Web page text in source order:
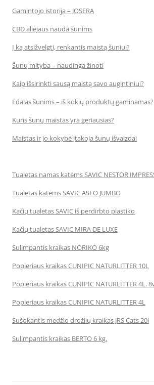
Gamintojo istorija – JOSERA
CBD aliejaus nauda šunims
Į ką atsižvelgti, renkantis maistą šuniui?
Šunų mityba – naudinga žinoti
Kaip išsirinkti sausą maistą savo augintiniui?
Ėdalas šunims – iš kokių produktų gaminamas?
Kuris šunų maistas yra geriausias?
Maistas ir jo kokybė įtakoja šunų išvaizdai
Tualetas namas katėms SAVIC NESTOR
Tualetas katėms SAVIC ASEO JUMBO
Kačių tualetas SAVIC iš perdirbto plastiko
Kačių tualetas SAVIC MIRA DE LUXE
Sulimpantis kraikas NORIKO 6kg
Popieriaus kraikas CUNIPIC NATURLITTER 10L
Popieriaus kraikas CUNIPIC NATURLITTER 4L.
Popieriaus kraikas CUNIPIC NATURLITTER 4L
Sušokantis medžio drožlių kraikas JRS Cats 20l
Sulimpantis kraikas BERTO 6 kg.